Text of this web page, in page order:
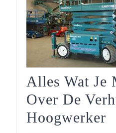
Alles Wat Je
Over De
Hoogwerker